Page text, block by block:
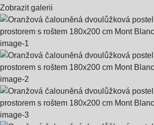
Zobrazit galerii